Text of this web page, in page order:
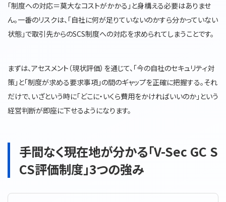
「制度への対応＝莫大なコストがかかる」と身構える必要はありませ
ん。一番のリスクは、「自社に何が足りていないのかすら分かっていない
状態」で取引先からのSCS制度への対応を求められてしまうことです。
まずは、アセスメント（現状評価）を通じて、「今の自社のセキュリティ対
策」と「制度が求める要求事項」の間のギャップを正確に把握する。それ
だけで、いざという時に「どこに・いくら費用をかければいいのか」という
経営判断が即座に下せるようになります。
手間なく現在地が分かる「V-Sec GC S
CS評価制度」3つの強み